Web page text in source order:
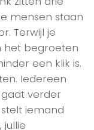
mensen staan
Terwijl je
het begroeten
een klik is.
Iedereen
verder
iemand